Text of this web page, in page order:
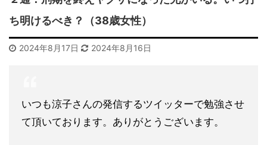
ち明けるべき？（38歳女性）
2024年8月17日 2024年8月16日
いつも涼子さんの発信するツイッターで勉強させ
て頂いております。ありがとうございます。